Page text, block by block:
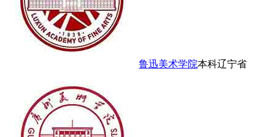
鲁迅美术学院本科辽宁省